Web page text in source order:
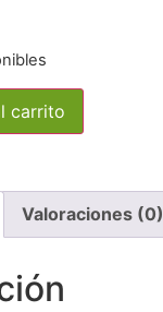
carrito
Valoraciones (0)